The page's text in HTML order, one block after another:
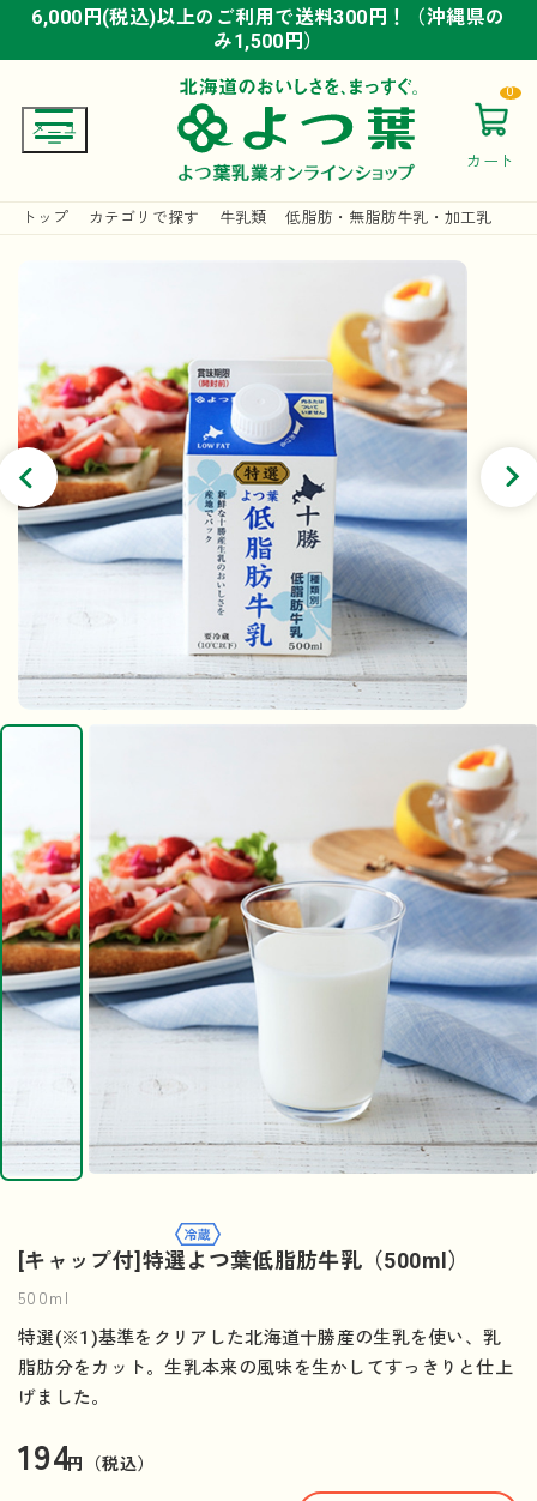
6,000円(税込)以上のご利用で送料300円！（沖縄県の
み1,500円）
6,000円(税込)以上のご利用で送料300円！（沖縄県の
み1,500円）
6,000円(税込)以上のご利用で送料300円！（沖縄県の
み1,500円）
カート
0
トップ カテゴリで探す 牛乳類 低脂肪・無脂肪牛乳・加工乳
[キャップ付]特選よつ葉低脂肪牛乳（500ml）
500ml
特選(※1)基準をクリアした北海道十勝産の生乳を使い、乳
脂肪分をカット。生乳本来の風味を生かしてすっきりと仕上
げました。
194円（税込）